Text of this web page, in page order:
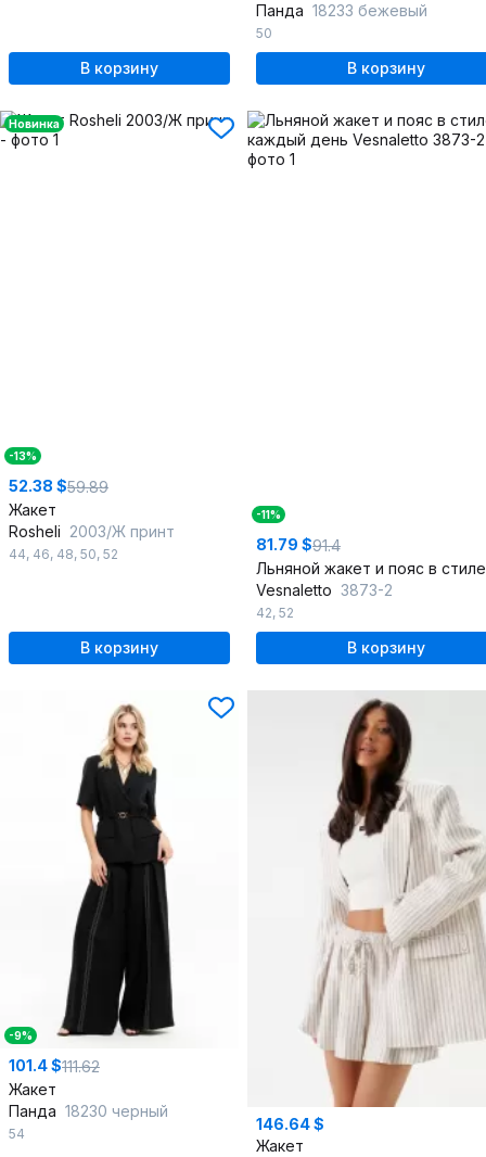
В корзину
Панда 18233 бежевый
50
В корзину
Новинка
-13%
52.38 $59.89
Жакет
Rosheli 2003/Ж принт
44, 46, 48, 50, 52
В корзину
-11%
81.79 $91.4
Vesnaletto 3873-2
42, 52
В корзину
-9%
101.4 $111.62
Жакет
Панда 18230 черный
54
146.64 $
Жакет